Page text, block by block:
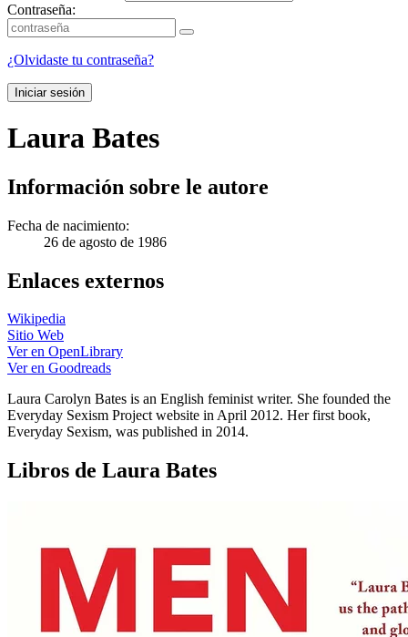
Contraseña:
¿Olvidaste tu contraseña?
Iniciar sesión
Laura Bates
Información sobre le autore
Fecha de nacimiento:
26 de agosto de 1986
Enlaces externos
Wikipedia
Sitio Web
Ver en OpenLibrary
Ver en Goodreads
Laura Carolyn Bates is an English feminist writer. She founded the
Everyday Sexism Project website in April 2012. Her first book,
Everyday Sexism, was published in 2014.
Libros de Laura Bates